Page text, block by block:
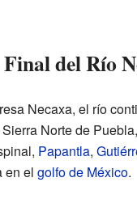
del Río
Necaxa, el río
Norte de
Papantla,
en el golfo de México.